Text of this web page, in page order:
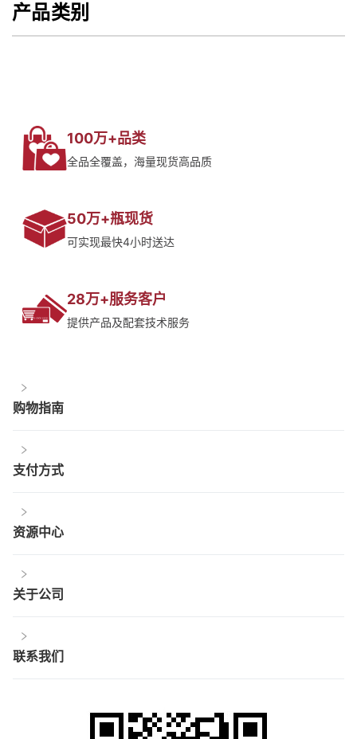
产品类别
100万+品类
全品全覆盖，海量现货高品质
50万+瓶现货
可实现最快4小时送达
28万+服务客户
提供产品及配套技术服务
购物指南
支付方式
资源中心
关于公司
联系我们